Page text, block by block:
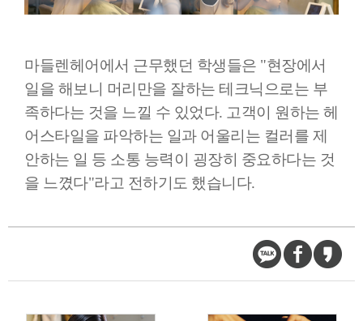
마들렌헤어에서 근무했던 학생들은 "현장에서
일을 해보니 머리만을 잘하는 테크닉으로는 부
족하다는 것을 느낄 수 있었다. 고객이 원하는 헤
어스타일을 파악하는 일과 어울리는 컬러를 제
안하는 일 등 소통 능력이 굉장히 중요하다는 것
을 느꼈다"라고 전하기도 했습니다.